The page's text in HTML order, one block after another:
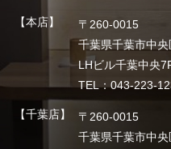
【本店】
〒260-0015
千葉県千葉市中
LHビル千葉中央
TEL：043-223-
【千葉店】
〒260-0015
千葉県千葉市中